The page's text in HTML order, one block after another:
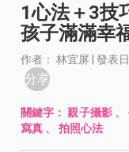
1心法＋3技
孩子滿滿幸
作者： 林宜屏 | 發表
分享
關鍵字：親子攝影、
寫真 、拍照心法